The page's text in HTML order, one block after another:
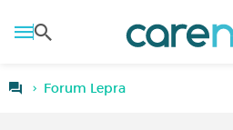
Forum Lepra